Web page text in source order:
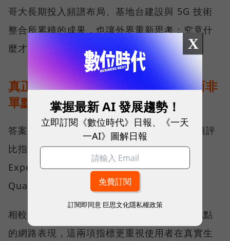
哥大長期投入頻譜布局、基地台建設與 5G 技術
整合所累積的成果，也讓外界重新思考：究竟什
麼才是真正的好網路？
真正的好網路，比的是長期穩定、而非
單點測速
答案，就藏在 Opensignal 最具代表性的兩項評
比指標──可靠性體驗（Reliability
Experience）與品質一致性（Consistent
Quality）。
相較於傳統下載速度只反映單一時間、單一地點
的網路表現，這兩項指標更重視使用者在真實生
X
掌握最新 AI 發展趨勢！
立即訂閱《數位時代》日報、《一天
一AI》圖解日報
訂閱即同意 巨思文化隱私權政策